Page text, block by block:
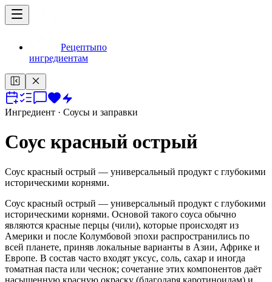
Рецептыпо
ингредиентам
Ингредиент · Соусы и заправки
Соус красный острый
Соус красный острый — универсальный продукт с глубокими
историческими корнями.
Соус красный острый — универсальный продукт с глубокими
историческими корнями. Основой такого соуса обычно
являются красные перцы (чили), которые происходят из
Америки и после Колумбовой эпохи распространились по
всей планете, приняв локальные варианты в Азии, Африке и
Европе. В состав часто входят уксус, соль, сахар и иногда
томатная паста или чеснок; сочетание этих компонентов даёт
насыщенную красную окраску (благодаря каротиноидам) и